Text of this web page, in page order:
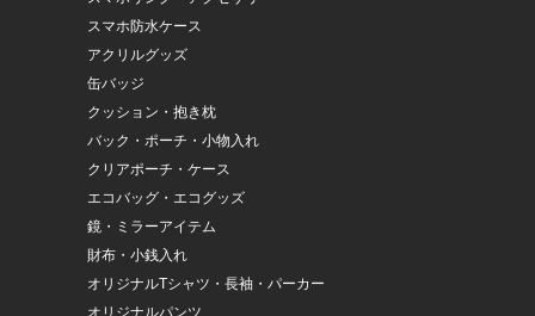
スマホ防水ケース
アクリルグッズ
缶バッジ
クッション・抱き枕
バック・ポーチ・小物入れ
クリアポーチ・ケース
エコバッグ・エコグッズ
鏡・ミラーアイテム
財布・小銭入れ
オリジナルTシャツ・長袖・パーカー
オリジナルパンツ